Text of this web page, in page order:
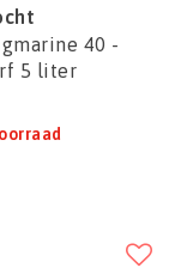
40 -
5 liter
Sigmafast